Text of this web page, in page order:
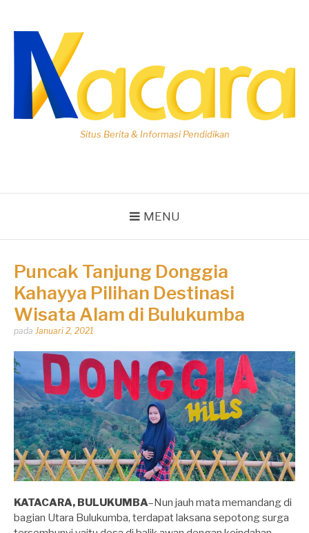
konten
Situs Berita & Informasi Pendidikan
MENU
Puncak Tanjung Donggia
Kahayya Pilihan Destinasi
Wisata Alam di Bulukumba
Dipos
Dhirga
Erlangga
pada Januari 2, 2021
KATACARA, BULUKUMBA–Nun jauh mata memandang di
bagian Utara Bulukumba, terdapat laksana sepotong surga